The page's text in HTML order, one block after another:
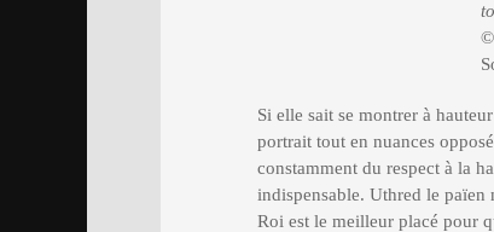
Si elle sait se montrer à
portrait tout en nuances
constamment du respect à la
indispensable. Uthred le païen
Roi est le meilleur placé pour